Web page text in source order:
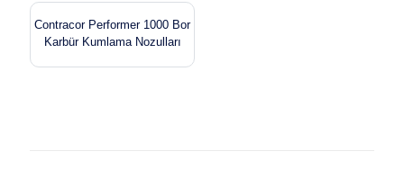
Contracor Performer 1000 Bor
Karbür Kumlama Nozulları